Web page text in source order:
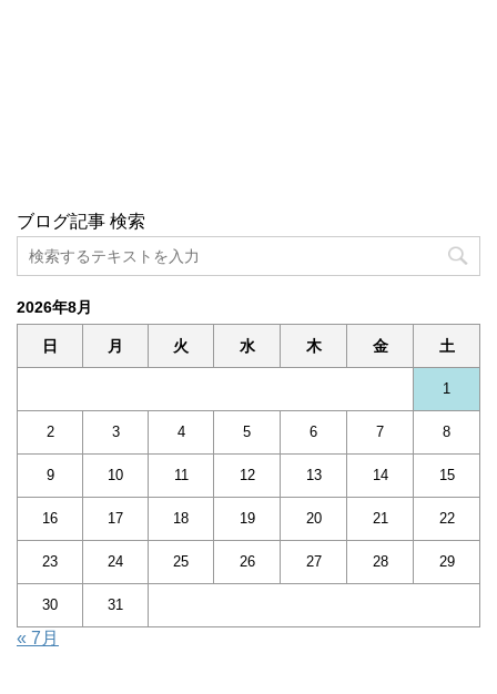
ブログ記事 検索
2026年8月
日 月 火 水 木 金 土
1
2 3 4 5 6 7 8
9 10 11 12 13 14 15
16 17 18 19 20 21 22
23 24 25 26 27 28 29
30 31
« 7月